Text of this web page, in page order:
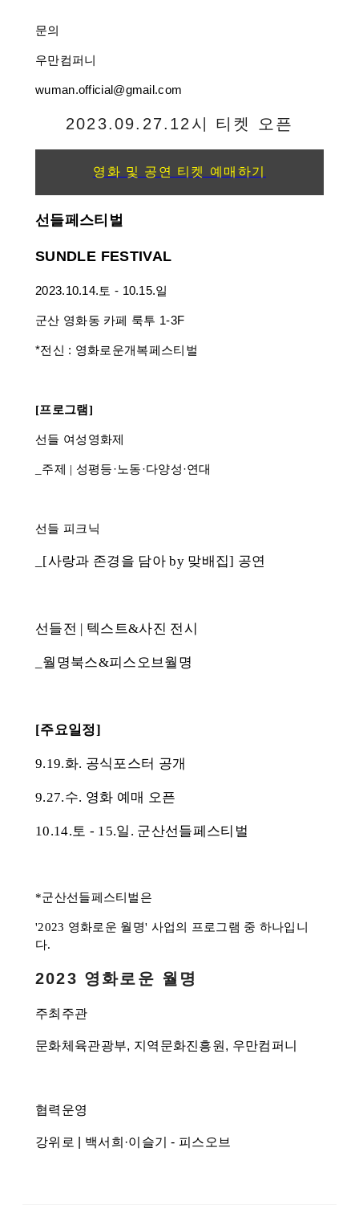
문의
우만컴퍼니
wuman.official@gmail.com
2023.09.27.12시 티켓 오픈
영화 및 공연 티켓 예매하기
선들페스티벌
SUNDLE FESTIVAL
2023.10.14.토 - 10.15.일
군산 영화동 카페 룩투 1-3F
*전신 : 영화로운개복페스티벌
[프로그램]
선들 여성영화제
_주제 | 성평등·노동·다양성·연대
선들 피크닉
_[사랑과 존경을 담아 by 맞배집] 공연
선들전 | 텍스트&사진 전시
_월명북스&피스오브월명
[주요일정]
9.19.화. 공식포스터 공개
9.27.수. 영화 예매 오픈
10.14.토 - 15.일. 군산선들페스티벌
*군산선들페스티벌은
'2023 영화로운 월명' 사업의 프로그램 중 하나입니
다.
2023 영화로운 월명
주최주관
문화체육관광부, 지역문화진흥원, 우만컴퍼니
협력운영
강위로 | 백서희·이슬기 - 피스오브